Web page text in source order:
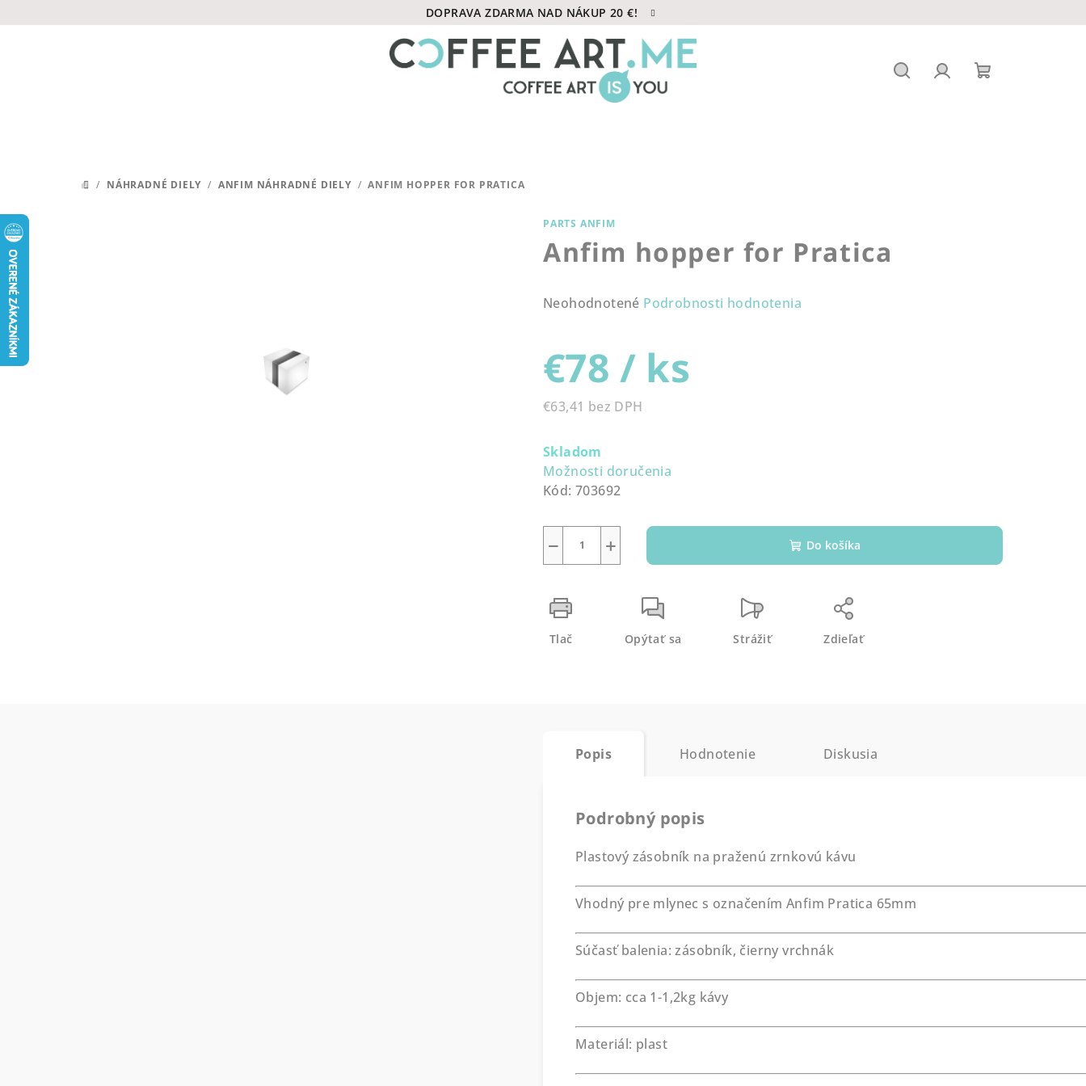
na
DOPRAVA ZDARMA NAD NÁKUP 20 €!
DOMOV
/ NÁHRADNÉ DIELY / ANFIM NÁHRADNÉ DIELY / ANFIM HOPPER FOR PRATICA
PARTS ANFIM
Anfim hopper for Pratica
Priemerné
je
0,0
z
Neohodnotené Podrobnosti hodnotenia
€78 / ks
€63,41 bez DPH
cena:
Skladom
Možnosti doručenia
Kód: 703692
+
− Do košíka
Tlač Opýtať sa Strážiť Zdieľať
Popis Hodnotenie Diskusia
Podrobný popis
Plastový zásobník na praženú zrnkovú kávu
Vhodný pre mlynec s označením Anfim Pratica 65mm
Súčasť balenia: zásobník, čierny vrchnák
Objem: cca 1-1,2kg kávy
Materiál: plast